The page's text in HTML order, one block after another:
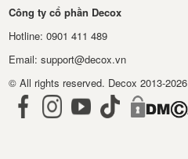
Công ty cổ phần Decox
Hotline: 0901 411 489
Email: support@decox.vn
© All rights reserved. Decox 2013-2026